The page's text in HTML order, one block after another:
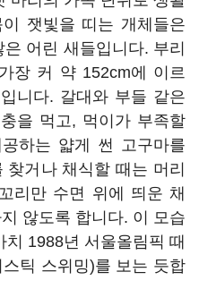
잿빛을 띠는 개체들은
어린 새들입니다. 부리
장 커 약 152cm에 이르
니다. 갈대와 부들 같은
을 먹고, 먹이가 부족할
하는 얇게 썬 고구마를
거나 채식할 때는 머리
리만 수면 위에 띄운 채
않도록 합니다. 이 모습
1988년 서울올림픽 때
틱 스위밍)를 보는 듯합